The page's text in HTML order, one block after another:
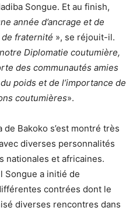
Songue. Et au finish,
année d’ancrage et de
fraternité », se réjouit-il.
Diplomatie coutumière,
des communautés amies
poids et de l’importance de
coutumières».
Bakoko s’est montré très
diverses personnalités
nationales et africaines.
Songue a initié de
contrées dont le
diverses rencontres dans